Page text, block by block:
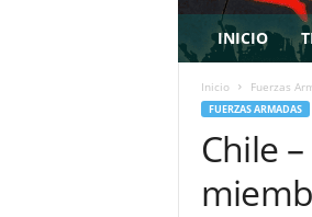
INICIO
Inicio Fuerzas
FUERZAS ARMADAS
Chile